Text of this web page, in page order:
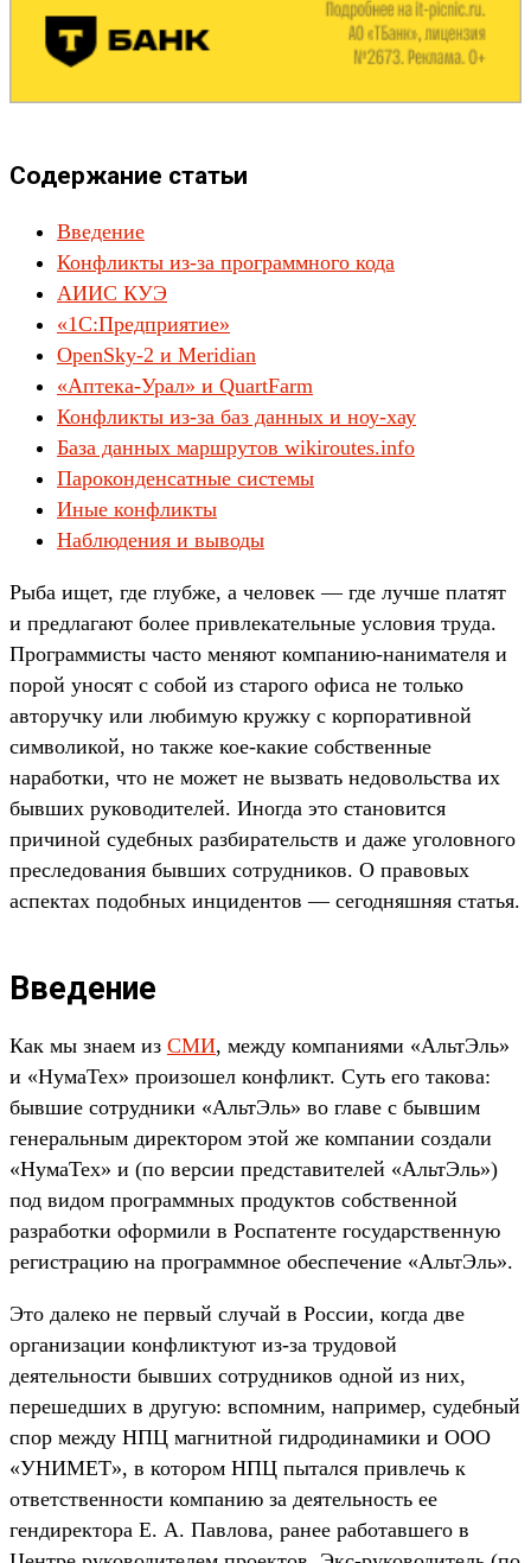
Содержание статьи
Введение
Конфликты из-за программного кода
АИИС КУЭ
«1С:Предприятие»
OpenSky-2 и Meridian
«Аптека-Урал» и QuartFarm
Конфликты из-за баз данных и ноу-хау
База данных маршрутов wikiroutes.info
Пароконденсатные системы
Иные конфликты
Наблюдения и выводы
Рыба ищет, где глубже, а человек — где лучше платят
и предлагают более привлекательные условия труда.
Программисты часто меняют компанию-нанимателя и
порой уносят с собой из старого офиса не только
авторучку или любимую кружку с корпоративной
символикой, но также кое-какие собственные
наработки, что не может не вызвать недовольства их
бывших руководителей. Иногда это становится
причиной судебных разбирательств и даже уголовного
преследования бывших сотрудников. О правовых
аспектах подобных инцидентов — сегодняшняя статья.
Введение
Как мы знаем из СМИ, между компаниями «АльтЭль»
и «НумаТех» произошел конфликт. Суть его такова:
бывшие сотрудники «АльтЭль» во главе с бывшим
генеральным директором этой же компании создали
«НумаТех» и (по версии представителей «АльтЭль»)
под видом программных продуктов собственной
разработки оформили в Роспатенте государственную
регистрацию на программное обеспечение «АльтЭль».
Это далеко не первый случай в России, когда две
организации конфликтуют из-за трудовой
деятельности бывших сотрудников одной из них,
перешедших в другую: вспомним, например, судебный
спор между НПЦ магнитной гидродинамики и ООО
«УНИМЕТ», в котором НПЦ пытался привлечь к
ответственности компанию за деятельность ее
гендиректора Е. А. Павлова, ранее работавшего в